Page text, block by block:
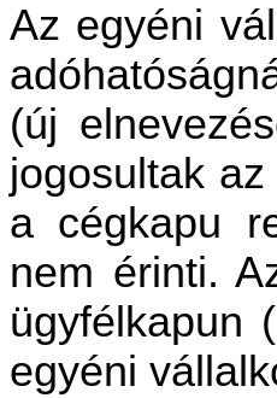
Az egyéni
(új
jogosultak
a cégkapu
nem érinti.
ügyfélkapun
egyéni